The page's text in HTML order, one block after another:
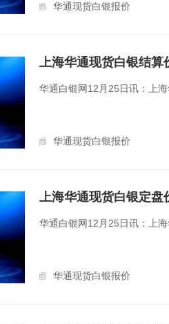
华通现货白银报价
上海华通现货白银结算
华通白银网12月25日讯：上
华通现货白银报价
上海华通现货白银定盘
华通白银网12月25日讯：上
华通现货白银报价